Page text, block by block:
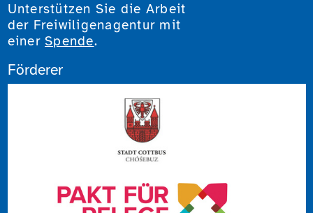
Unterstützen Sie die Arbeit
der Freiwiligenagentur mit
einer Spende.
Förderer